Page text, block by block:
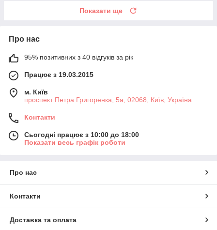
Показати ще
Про нас
95% позитивних з 40 відгуків за рік
Працює з 19.03.2015
м. Київ
проспект Петра Григоренка, 5а, 02068, Київ, Україна
Контакти
Сьогодні працює з 10:00 до 18:00
Показати весь графік роботи
Про нас
Контакти
Доставка та оплата